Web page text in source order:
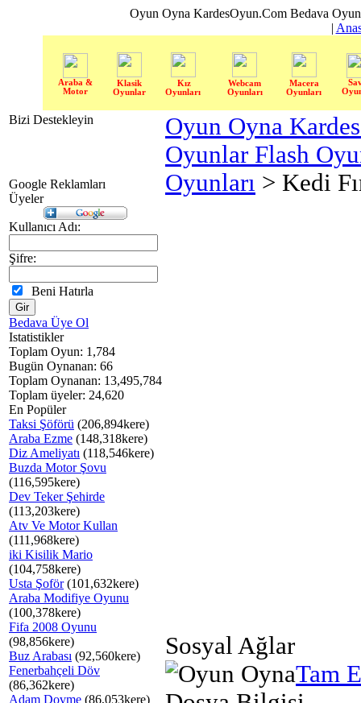
Oyun Oyna KardesOyun.Com Bedava
|
Araba &
Motor
Klasik
Oyunlar
Kız
Oyunları
Webcam
Oyunları
Macera
Oyunları
Bizi Destekleyin
Google Reklamları
Üyeler
Kullanıcı Adı:
Şifre:
Beni Hatırla
Bedava Üye Ol
Istatistikler
Toplam Oyun: 1,784
Bugün Oynanan: 66
Toplam Oynanan: 13,495,784
Toplam üyeler: 24,620
En Popüler
Taksi Şöförü (206,894kere)
Araba Ezme (148,318kere)
Diz Ameliyatı (118,546kere)
Buzda Motor Şovu
(116,595kere)
Dev Teker Şehirde
(113,203kere)
Atv Ve Motor Kullan
(111,968kere)
iki Kisilik Mario
(104,758kere)
Usta Şoför(101,632kere)
Araba Modifiye Oyunu
(100,378kere)
Fifa 2008 Oyunu
(98,856kere)
Buz Arabası (92,560kere)
Fenerbahçeli Döv
(86,362kere)
Adam Dovme (86,053kere)
Oyun Oyna
Oyunlar Flash
Oyunları > Kedi
Sosyal Ağlar
Tam